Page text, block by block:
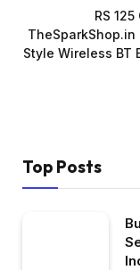
RS
TheSparkShop.in
Style Wireless BT
Top Posts